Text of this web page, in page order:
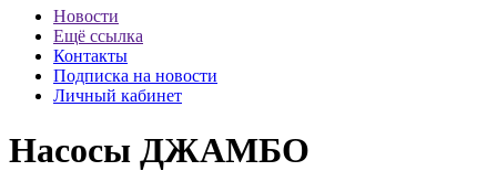
Новости
Ещё ссылка
Контакты
Подписка на новости
Личный кабинет
Насосы ДЖАМБО